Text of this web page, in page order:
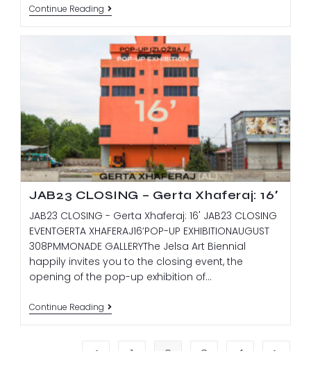
Continue Reading
JAB23 CLOSING – Gerta Xhaferaj: 16′
JAB23 CLOSING - Gerta Xhaferaj: 16' JAB23 CLOSING
EVENTGERTA XHAFERAJ16’POP-UP EXHIBITIONAUGUST
308PMMONADE GALLERYThe Jelsa Art Biennial
happily invites you to the closing event, the
opening of the pop-up exhibition of…
Continue Reading
1 2 3 4